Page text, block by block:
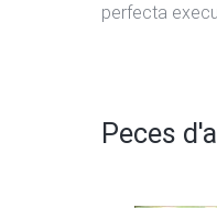
perfecta
Peces